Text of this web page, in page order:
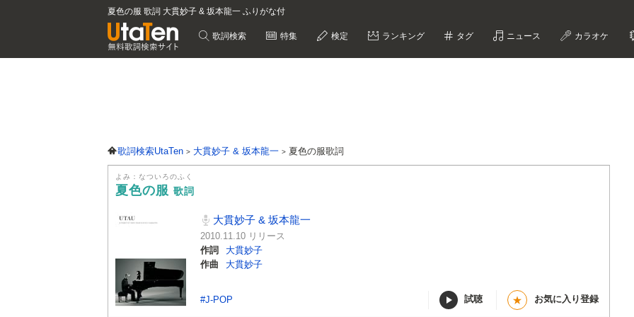
夏色の服 歌詞 大貫妙子 & 坂本龍一 ふりがな付
歌詞検索 特集 検定 ランキング タグ ニュース カラオケ
歌詞検索UtaTen 大貫妙子 & 坂本龍一 夏色の服歌詞
よみ：なついろのふく
夏色の服 歌詞
大貫妙子 & 坂本龍一
2010.11.10 リリース
作詞
大貫妙子
作曲
大貫妙子
#J-POP 試聴 ★ お気に入り登録